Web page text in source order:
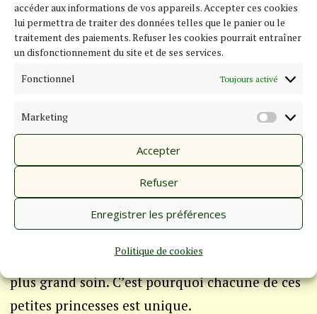
accéder aux informations de vos appareils. Accepter ces cookies
lui permettra de traiter des données telles que le panier ou le
traitement des paiements. Refuser les cookies pourrait entraîner
un disfonctionnement du site et de ses services.
Fonctionnel
Toujours activé
Marketing
Accepter
Refuser
Enregistrer les préférences
Politique de cookies
Acheter
Pour agrémenter un sac, un sapin ou autre
Tipi vous propose cette mini-princesse joyeuse
et colorée. Attention le stock ne sera pas
Je les réalise entièrement à la main et avec le
plus grand soin. C’est pourquoi chacune de ces
petites princesses est unique.